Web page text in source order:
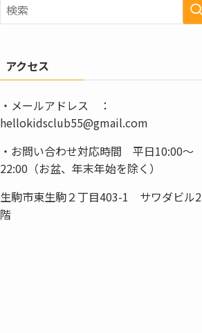
アクセス
・メールアドレス ：
hellokidsclub55@gmail.com
・お問い合わせ対応時間 平日10:00～
22:00（お盆、年末年始を除く）
生駒市東生駒２丁目403-1 サワダビル2
階